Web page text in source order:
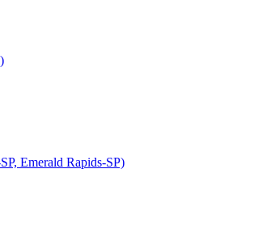
Emerald Rapids-SP)